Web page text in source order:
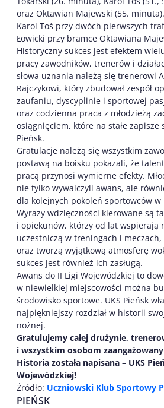
oraz Oktawian Majewski (55.
Karol Toś przy dwóch pierwszych
Łowicki przy bramce Oktawiana
Historyczny sukces jest efektem
pracy zawodników, trenerów i
słowa uznania należą się trenerowi
Rajczykowi, który zbudował zespół
zaufaniu, dyscyplinie i sportowej
oraz codzienna praca z młodzieżą
osiągnięciem, które na stałe zapisze
Pieńsk.
Gratulacje należą się wszystkim
postawą na boisku pokazali, że
pracą przynosi wymierne efekty.
nie tylko wywalczyli awans, ale
dla kolejnych pokoleń sportowców w
Wyrazy wdzięczności kierowane są
i opiekunów, którzy od lat wspierają
uczestniczą w treningach i
oraz tworzą wyjątkową atmosferę
sukces jest również ich zasługą.
Awans do II Ligi Wojewódzkiej to
w niewielkiej miejscowości można
środowisko sportowe. UKS Pieńsk
najpiękniejszy rozdział w historii
nożnej.
Gratulujemy całej drużynie,
i wszystkim osobom
Historia została napisana – UKS
Wojewódzkiej!
Źródło: Uczniowski Klub Sportowy
PIEŃSK